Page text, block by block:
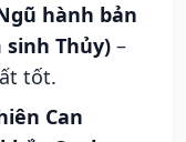
hành bản
sinh Thủy) –
tốt.
Can